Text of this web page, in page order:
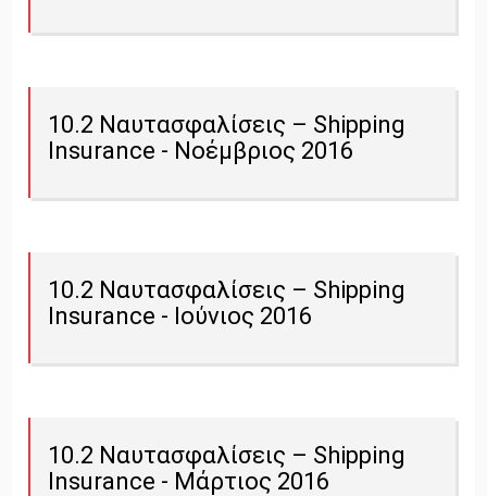
10.2 Ναυτασφαλίσεις – Shipping
Insurance - Νοέμβριος 2016
10.2 Ναυτασφαλίσεις – Shipping
Insurance - Ιούνιος 2016
10.2 Ναυτασφαλίσεις – Shipping
Insurance - Μάρτιος 2016